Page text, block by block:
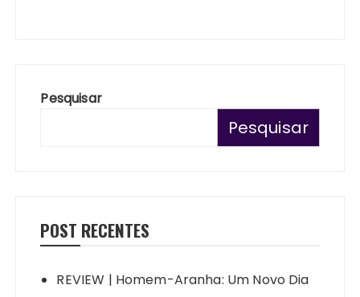
Pesquisar
Pesquisar
POST RECENTES
REVIEW | Homem-Aranha: Um Novo Dia